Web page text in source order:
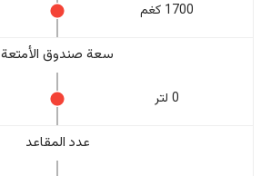
1700 كغم
سعة صندوق الأمتعة
0 لتر
عدد المقاعد